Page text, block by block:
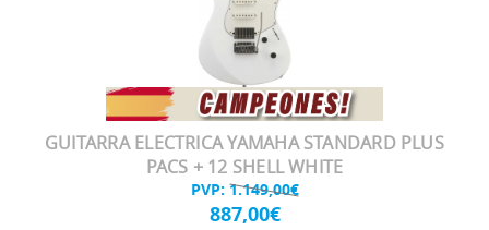
GUITARRA ELECTRICA YAMAHA STANDARD PLUS
PACS + 12 SHELL WHITE
PVP: 1.149,00€
887,00€